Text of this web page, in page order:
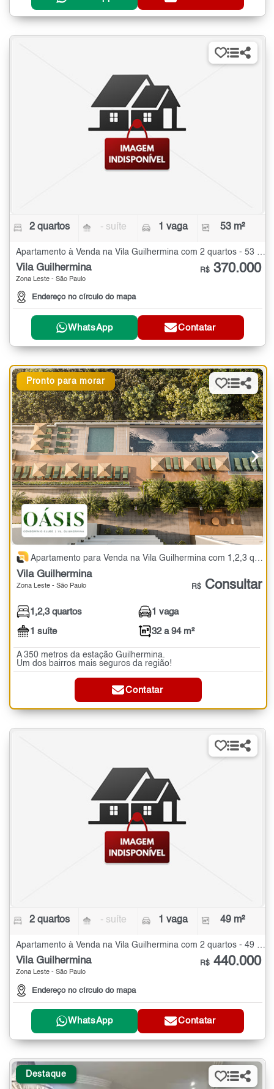
2 quartos - suíte 1 vaga 53 m²
Apartamento à Venda na Vila Guilhermina com 2 quartos - 53 m²
Vila Guilhermina
Zona Leste - São Paulo
Endereço no círculo do mapa
R$ 370.000
WhatsApp Contatar
Pronto para morar
Apartamento para Venda na Vila Guilhermina com 1,2,3 quartos - 32 a 94 m²
Vila Guilhermina
Zona Leste - São Paulo R$ Consultar
1,2,3 quartos
1 suíte
1 vaga
32 a 94 m²
A 350 metros da estação Guilhermina.
Um dos bairros mais seguros da região!
Contatar
2 quartos - suíte 1 vaga 49 m²
Apartamento à Venda na Vila Guilhermina com 2 quartos - 49 m²
Vila Guilhermina
Zona Leste - São Paulo
Endereço no círculo do mapa
R$ 440.000
WhatsApp Contatar
Destaque